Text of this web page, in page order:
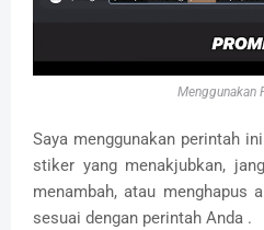
Menggunakan
Saya menggunakan perintah
stiker yang menakjubkan,
menambah, atau menghapus
sesuai dengan perintah Anda .